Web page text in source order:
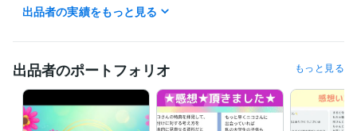
お気軽に、ご連絡ください！お待ちしています。
経験職種
クリエイター / 動画クリエイター
クリエイター / コピーライター 経験年数 : 3年
研究・開発・設計 / 研究・開発 経験年数 : 26年
ライフスタイル・その他 / アドバイザー 経験年数 : 5年
出品者の実績をもっと見る
出品者のポートフォリオ もっと見る